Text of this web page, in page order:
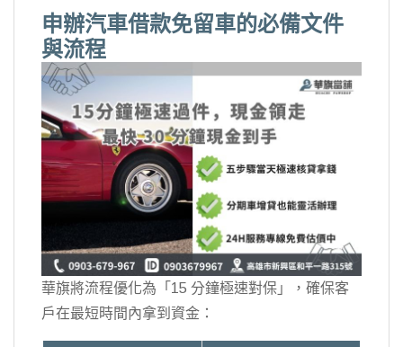
申辦汽車借款免留車的必備文件
與流程
華旗將流程優化為「15 分鐘極速對保」，確保客
戶在最短時間內拿到資金：